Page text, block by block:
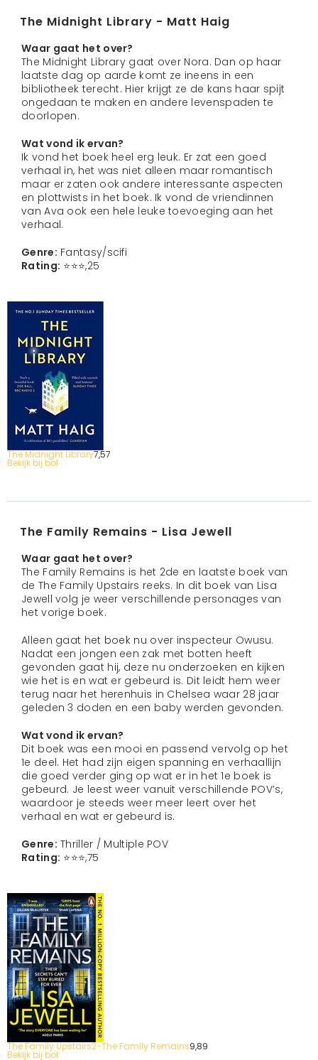
The Midnight Library - Matt Haig
Waar gaat het over?
The Midnight Library gaat over Nora. Dan op haar
laatste dag op aarde komt ze ineens in een
bibliotheek terecht. Hier krijgt ze de kans haar spijt
ongedaan te maken en andere levenspaden te
doorlopen.
Wat vond ik ervan?
Ik vond het boek heel erg leuk. Er zat een goed
verhaal in, het was niet alleen maar romantisch
maar er zaten ook andere interessante aspecten
en plottwists in het boek. Ik vond de vriendinnen
van Ava ook een hele leuke toevoeging aan het
verhaal.
Genre: Fantasy/scifi
Rating: ⭐️⭐️⭐️,25
The Midnight Library7,57
Bekijk bij bol
The Family Remains - Lisa Jewell
Waar gaat het over?
The Family Remains is het 2de en laatste boek van
de The Family Upstairs reeks. In dit boek van Lisa
Jewell volg je weer verschillende personages van
het vorige boek.
Alleen gaat het boek nu over inspecteur Owusu.
Nadat een jongen een zak met botten heeft
gevonden gaat hij, deze nu onderzoeken en kijken
wie het is en wat er gebeurd is. Dit leidt hem weer
terug naar het herenhuis in Chelsea waar 28 jaar
geleden 3 doden en een baby werden gevonden.
Wat vond ik ervan?
Dit boek was een mooi en passend vervolg op het
1e deel. Het had zijn eigen spanning en verhaallijn
die goed verder ging op wat er in het 1e boek is
gebeurd. Je leest weer vanuit verschillende POV’s,
waardoor je steeds weer meer leert over het
verhaal en wat er gebeurd is.
Genre: Thriller / Multiple POV
Rating: ⭐️⭐️⭐️,75
The Family Upstairs2-The Family Remains9,89
Bekijk bij bol